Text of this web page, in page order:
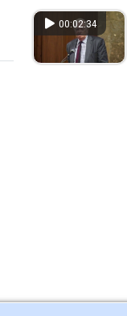
00:02:34